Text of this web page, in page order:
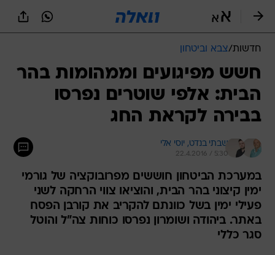
חדשות/צבא וביטחון
חשש מפיגועים וממהומות בהר
הבית: אלפי שוטרים נפרסו
בבירה לקראת החג
שבתי בנדט, יוסי אלי
22.4.2016 / 5:30
במערכת הביטחון חוששים מפרובוקציה של גורמי
ימין קיצוני בהר הבית, והוציאו צווי הרחקה לשני
פעילי ימין בשל כוונתם להקריב את קורבן הפסח
באתר. ביהודה ושומרון נפרסו כוחות צה"ל והוטל
סגר כללי